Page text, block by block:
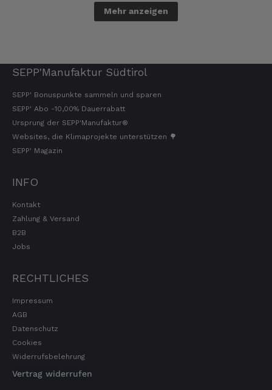
Mehr anzeigen
SEPP'Manufaktur Südtirol
SEPP' Bonuspunkte sammeln und sparen
SEPP' Abo -10,00% Dauerrabatt
Ursprung der SEPP'Manufaktur®
Websites, die Klimaprojekte unterstützen 🌳
SEPP' Magazin
INFO
Kontakt
Zahlung & Versand
B2B
Jobs
RECHTLICHES
Impressum
AGB
Datenschutz
Cookies
Widerrufsbelehrung
Vertrag widerrufen